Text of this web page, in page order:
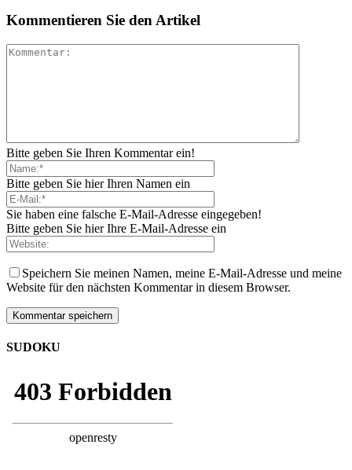
Kommentieren Sie den Artikel
Bitte geben Sie Ihren Kommentar ein!
Bitte geben Sie hier Ihren Namen ein
Sie haben eine falsche E-Mail-Adresse eingegeben!
Bitte geben Sie hier Ihre E-Mail-Adresse ein
Speichern Sie meinen Namen, meine E-Mail-Adresse und meine
Website für den nächsten Kommentar in diesem Browser.
SUDOKU